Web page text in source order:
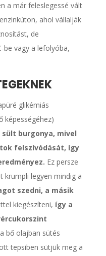
a már feleslegessé vált
ahol vállalják
de
be vagy a lefolyóba,
glikémiás
képességéhez)
burgonya, mivel
felszívódását, így
Ez persze
krumpli legyen mindig a
szedni, a másik
kiegészíteni, így a
bő olajban sütés
tepsiben sütjük meg a